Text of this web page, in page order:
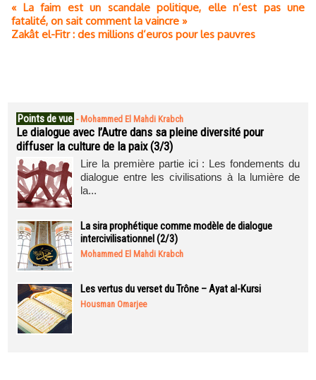
« La faim est un scandale politique, elle n’est pas une
fatalité, on sait comment la vaincre »
Zakât el-Fitr : des millions d’euros pour les pauvres
Points de vue - Mohammed El Mahdi Krabch
Le dialogue avec l’Autre dans sa pleine diversité pour
diffuser la culture de la paix (3/3)
Lire la première partie ici : Les fondements du
dialogue entre les civilisations à la lumière de
la...
La sira prophétique comme modèle de dialogue
intercivilisationnel (2/3)
Mohammed El Mahdi Krabch
Les vertus du verset du Trône – Ayat al-Kursi
Housman Omarjee